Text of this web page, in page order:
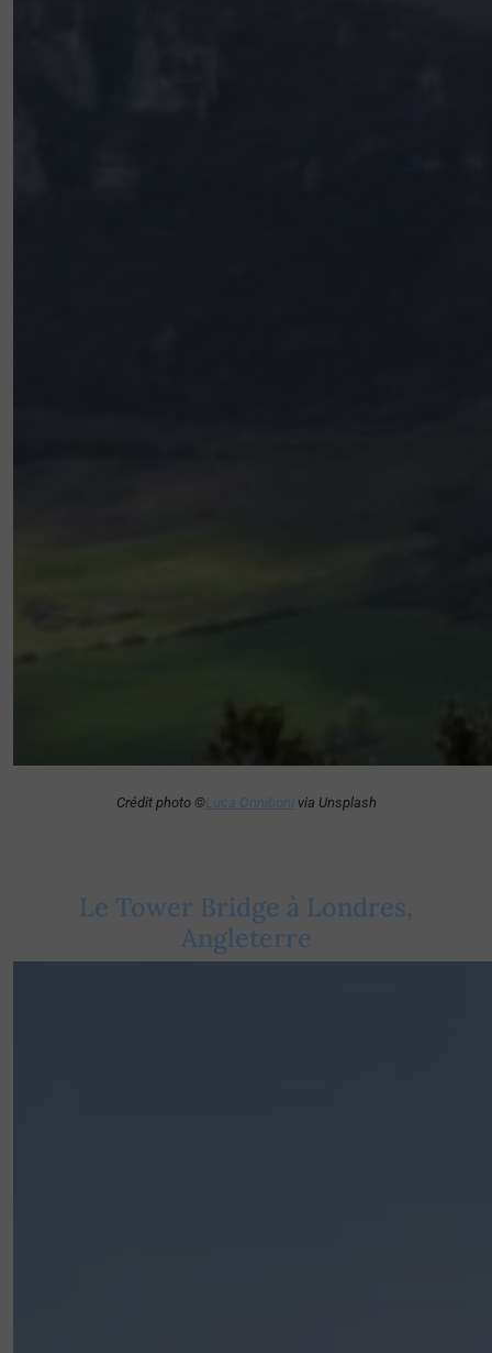
Crédit photo ©Luca Onnibonivia Unsplash
Le Tower Bridge à Londres,
Angleterre